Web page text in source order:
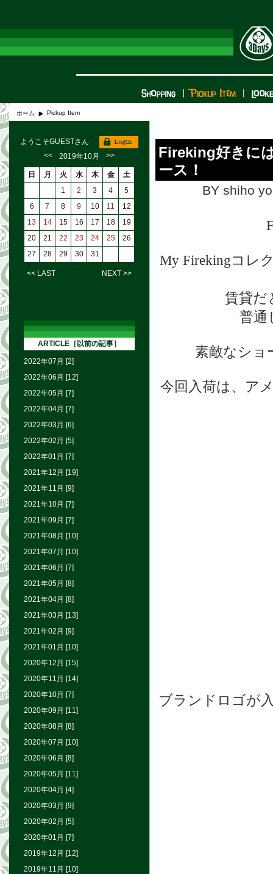
ホーム Pickup Item
Fireking好きに
ース！
BY shiho
My Firekingコレ
賃貸だ
普通
素敵なショ
今回入荷は、ア
ブランドロゴが
ようこそGUESTさん
<<
2019年10月 >>
日 月 火 水 木 金
土
1
2 3 4
5
6
7 8 9 10 11
12
13
14 15 16 17 18
19
20
21 22 23 24 25
26
27
28 29 30 31
<< LAST NEXT >>
ARTICLE［以前の記事］
2022年07月 [2]
2022年06月 [12]
2022年05月 [7]
2022年04月 [7]
2022年03月 [6]
2022年02月 [5]
2022年01月 [7]
2021年12月 [19]
2021年11月 [9]
2021年10月 [7]
2021年09月 [7]
2021年08月 [10]
2021年07月 [10]
2021年06月 [7]
2021年05月 [8]
2021年04月 [8]
2021年03月 [13]
2021年02月 [9]
2021年01月 [10]
2020年12月 [15]
2020年11月 [14]
2020年10月 [7]
2020年09月 [11]
2020年08月 [8]
2020年07月 [10]
2020年06月 [8]
2020年05月 [11]
2020年04月 [4]
2020年03月 [9]
2020年02月 [5]
2020年01月 [7]
2019年12月 [12]
2019年11月 [10]